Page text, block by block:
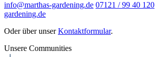
info@marthas-gardening.de 07121 / 99 40 120
gardening.de
Oder über unserKontaktformular.
Unsere Communities